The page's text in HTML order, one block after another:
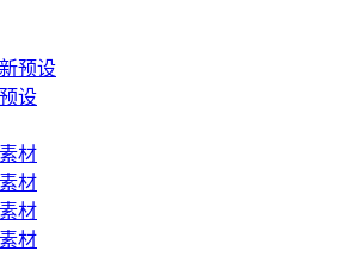
预设
设
材
材
材
材